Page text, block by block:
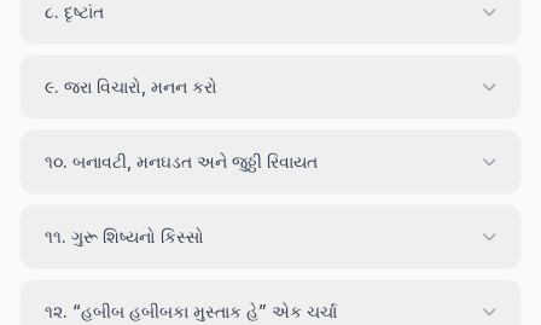
૮. દૃષ્ટાંત
૯. જરા વિચારો, મનન કરો
૧૦. બનાવટી, મનઘડત અને જુઠ્ઠી રિવાયત
૧૧. ગુરૂ શિષ્યનો કિસ્સો
૧૨. “હબીબ હબીબકા મુસ્તાક હે” એક ચર્ચા